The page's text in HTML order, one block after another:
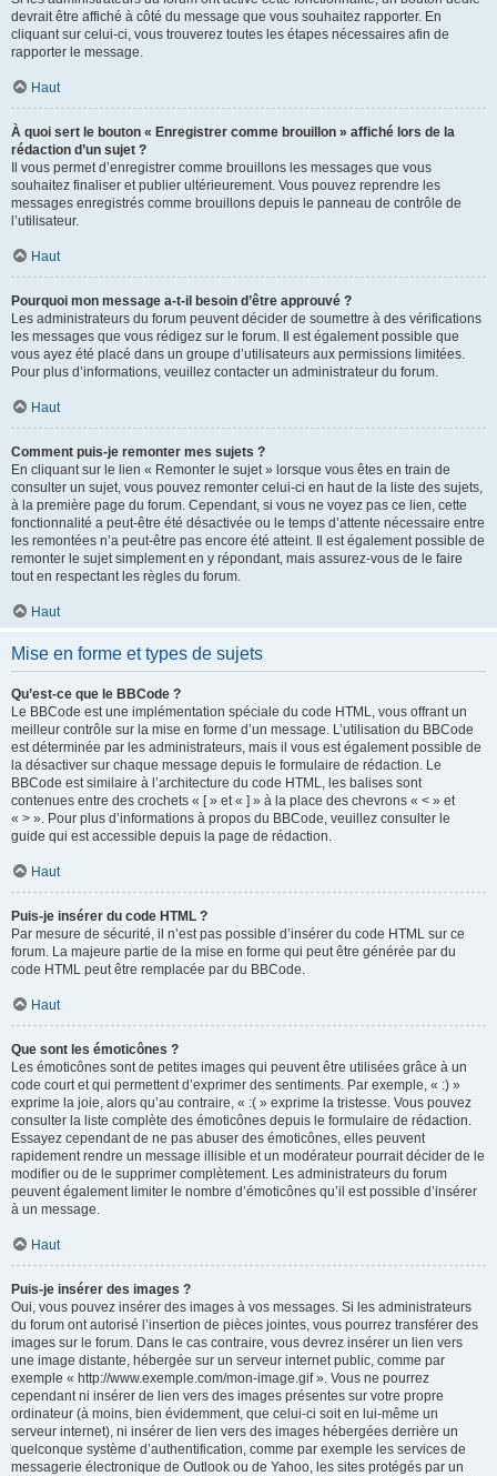
devrait être affiché à côté du message que vous souhaitez rapporter. En
cliquant sur celui-ci, vous trouverez toutes les étapes nécessaires afin de
rapporter le message.
Haut
À quoi sert le bouton « Enregistrer comme brouillon » affiché lors de la
rédaction d’un sujet ?
Il vous permet d’enregistrer comme brouillons les messages que vous
souhaitez finaliser et publier ultérieurement. Vous pouvez reprendre les
messages enregistrés comme brouillons depuis le panneau de contrôle de
l’utilisateur.
Haut
Pourquoi mon message a-t-il besoin d’être approuvé ?
Les administrateurs du forum peuvent décider de soumettre à des vérifications
les messages que vous rédigez sur le forum. Il est également possible que
vous ayez été placé dans un groupe d’utilisateurs aux permissions limitées.
Pour plus d’informations, veuillez contacter un administrateur du forum.
Haut
Comment puis-je remonter mes sujets ?
En cliquant sur le lien « Remonter le sujet » lorsque vous êtes en train de
consulter un sujet, vous pouvez remonter celui-ci en haut de la liste des sujets,
à la première page du forum. Cependant, si vous ne voyez pas ce lien, cette
fonctionnalité a peut-être été désactivée ou le temps d’attente nécessaire entre
les remontées n’a peut-être pas encore été atteint. Il est également possible de
remonter le sujet simplement en y répondant, mais assurez-vous de le faire
tout en respectant les règles du forum.
Haut
Mise en forme et types de sujets
Qu’est-ce que le BBCode ?
Le BBCode est une implémentation spéciale du code HTML, vous offrant un
meilleur contrôle sur la mise en forme d’un message. L’utilisation du BBCode
est déterminée par les administrateurs, mais il vous est également possible de
la désactiver sur chaque message depuis le formulaire de rédaction. Le
BBCode est similaire à l’architecture du code HTML, les balises sont
contenues entre des crochets « [ » et « ] » à la place des chevrons « < » et
« > ». Pour plus d’informations à propos du BBCode, veuillez consulter le
guide qui est accessible depuis la page de rédaction.
Haut
Puis-je insérer du code HTML ?
Par mesure de sécurité, il n’est pas possible d’insérer du code HTML sur ce
forum. La majeure partie de la mise en forme qui peut être générée par du
code HTML peut être remplacée par du BBCode.
Haut
Que sont les émoticônes ?
Les émoticônes sont de petites images qui peuvent être utilisées grâce à un
code court et qui permettent d’exprimer des sentiments. Par exemple, « :) »
exprime la joie, alors qu’au contraire, « :( » exprime la tristesse. Vous pouvez
consulter la liste complète des émoticônes depuis le formulaire de rédaction.
Essayez cependant de ne pas abuser des émoticônes, elles peuvent
rapidement rendre un message illisible et un modérateur pourrait décider de le
modifier ou de le supprimer complètement. Les administrateurs du forum
peuvent également limiter le nombre d’émoticônes qu’il est possible d’insérer
à un message.
Haut
Puis-je insérer des images ?
Oui, vous pouvez insérer des images à vos messages. Si les administrateurs
du forum ont autorisé l’insertion de pièces jointes, vous pourrez transférer des
images sur le forum. Dans le cas contraire, vous devrez insérer un lien vers
une image distante, hébergée sur un serveur internet public, comme par
exemple « http://www.exemple.com/mon-image.gif ». Vous ne pourrez
cependant ni insérer de lien vers des images présentes sur votre propre
ordinateur (à moins, bien évidemment, que celui-ci soit en lui-même un
serveur internet), ni insérer de lien vers des images hébergées derrière un
quelconque système d’authentification, comme par exemple les services de
messagerie électronique de Outlook ou de Yahoo, les sites protégés par un